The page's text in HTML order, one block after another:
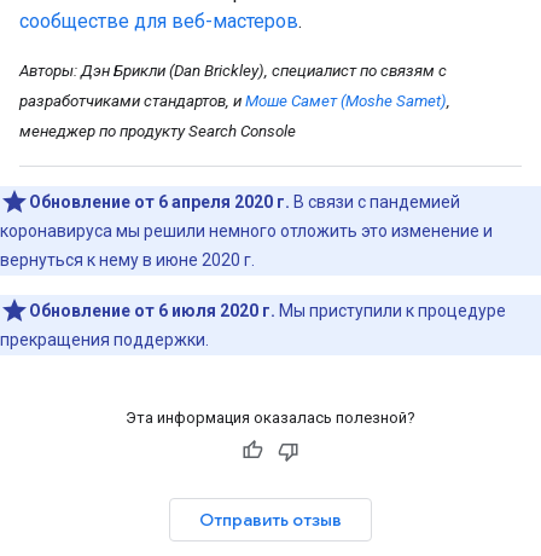
сообществе для веб-мастеров.
Авторы: Дэн Брикли (Dan Brickley), специалист по связям с
разработчиками стандартов, и Моше Самет (Moshe Samet),
менеджер по продукту Search Console
Обновление от 6 апреля 2020 г. В связи с пандемией
коронавируса мы решили немного отложить это изменение и
вернуться к нему в июне 2020 г.
Обновление от 6 июля 2020 г. Мы приступили к процедуре
прекращения поддержки.
Эта информация оказалась полезной?
Отправить отзыв